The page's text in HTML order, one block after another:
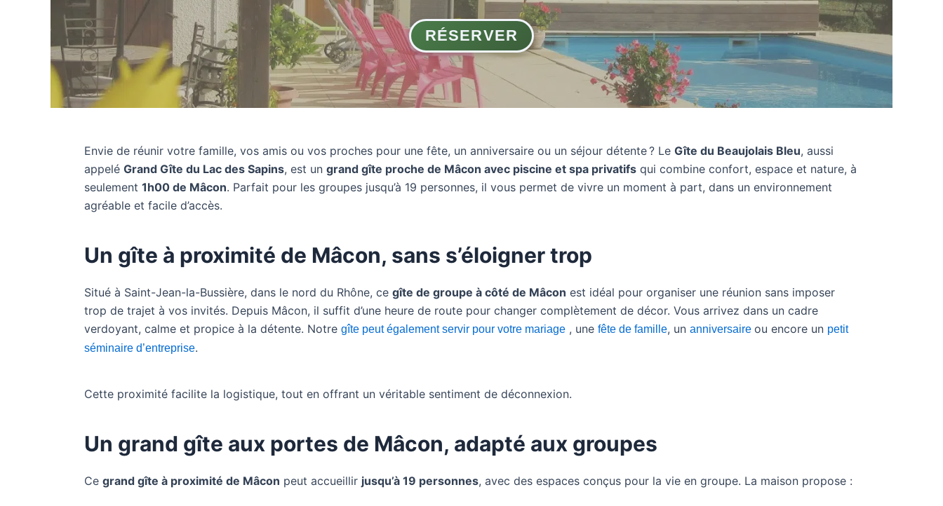
RÉSERVER
Envie de réunir votre famille, vos amis ou vos proches pour une fête, un anniversaire ou un séjour détente ? Le Gîte du Beaujolais Bleu, aussi
appelé Grand Gîte du Lac des Sapins, est un grand gîte proche de Mâcon avec piscine et spa privatifs qui combine confort, espace et nature, à
seulement 1h00 de Mâcon. Parfait pour les groupes jusqu’à 19 personnes, il vous permet de vivre un moment à part, dans un environnement
agréable et facile d’accès.
Un gîte à proximité de Mâcon, sans s’éloigner trop
Situé à Saint-Jean-la-Bussière, dans le nord du Rhône, ce gîte de groupe à côté de Mâcon est idéal pour organiser une réunion sans imposer
trop de trajet à vos invités. Depuis Mâcon, il suffit d’une heure de route pour changer complètement de décor. Vous arrivez dans un cadre
verdoyant, calme et propice à la détente. Notre gîte peut également servir pour votre mariage , une fête de famille, un anniversaire ou encore un petit
séminaire d’entreprise.
Cette proximité facilite la logistique, tout en offrant un véritable sentiment de déconnexion.
Un grand gîte aux portes de Mâcon, adapté aux groupes
Ce grand gîte à proximité de Mâcon peut accueillir jusqu’à 19 personnes, avec des espaces conçus pour la vie en groupe. La maison propose :